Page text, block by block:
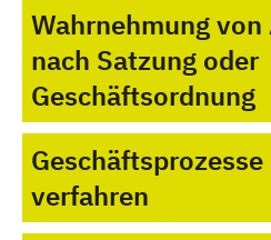
Wahrnehmung von
nach Satzung oder
Geschäftsordnung
verfahren